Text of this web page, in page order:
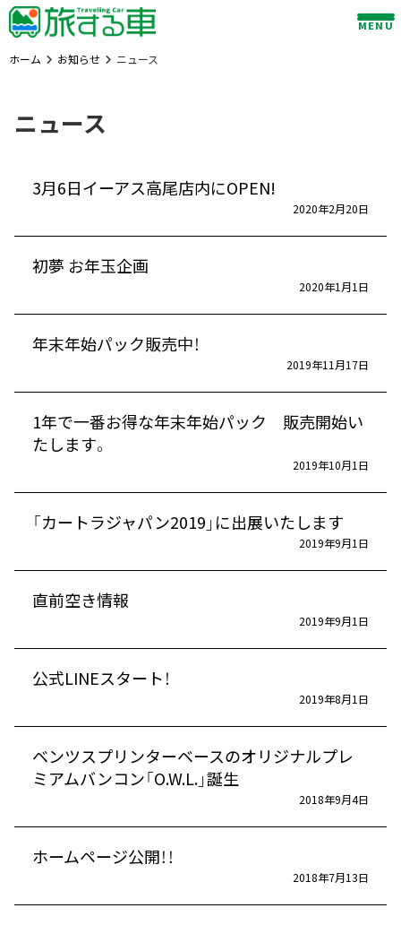
Skip
to
content
MENU
ホーム お知らせ ニュース
ニュース
3月6日イーアス高尾店内にOPEN!
2020年2月20日
初夢 お年玉企画
2020年1月1日
年末年始パック販売中！
2019年11月17日
1年で一番お得な年末年始パック 販売開始い
たします。
2019年10月1日
「カートラジャパン2019」に出展いたします
2019年9月1日
直前空き情報
2019年9月1日
公式LINEスタート！
2019年8月1日
ベンツスプリンターベースのオリジナルプレ
ミアムバンコン「O.W.L.」誕生
2018年9月4日
ホームページ公開！！
2018年7月13日